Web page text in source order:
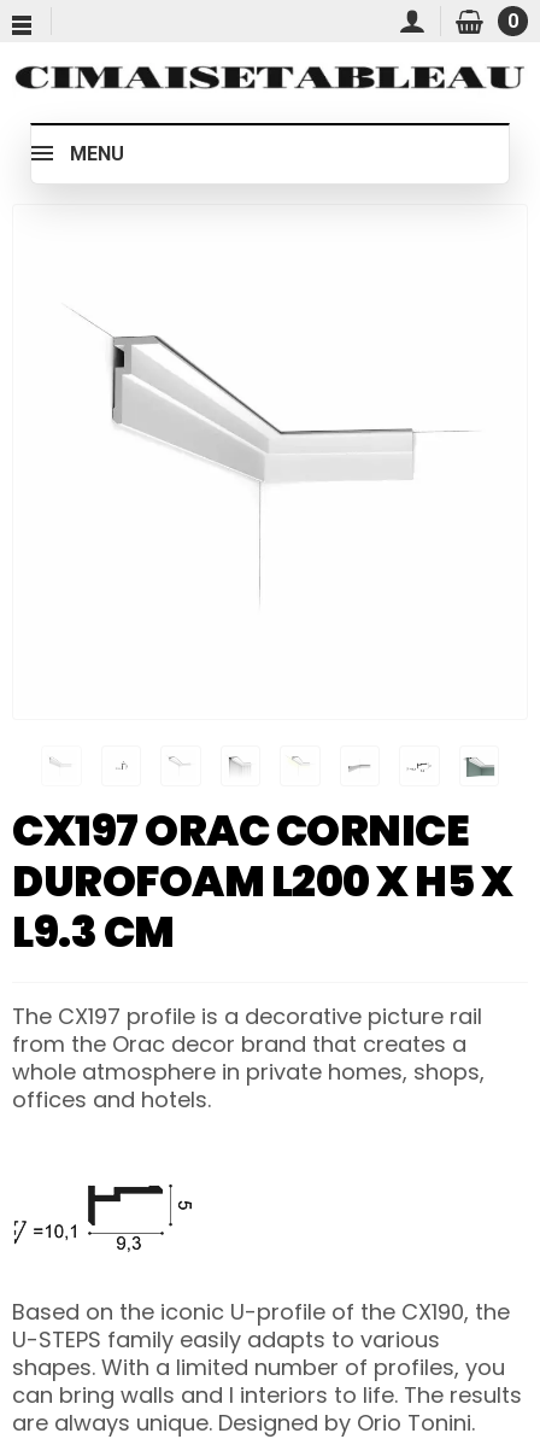
0
MENU
CX197 ORAC CORNICE
DUROFOAM L200 X H5 X
L9.3 CM
The CX197 profile is a decorative picture rail
from the Orac decor brand that creates a
whole atmosphere in private homes, shops,
offices and hotels.
Based on the iconic U-profile of the CX190, the
U-STEPS family easily adapts to various
shapes. With a limited number of profiles, you
can bring walls and l interiors to life. The results
are always unique. Designed by Orio Tonini.